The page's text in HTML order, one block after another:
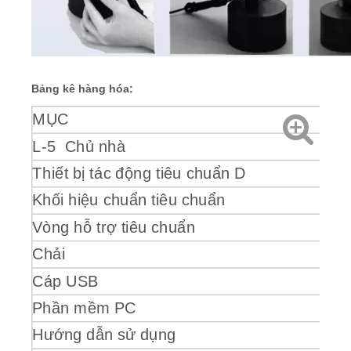
Bảng kê hàng hóa:
MỤC
L-5 Chủ nhà
Thiết bị tác động tiêu chuẩn D
Khối hiệu chuẩn tiêu chuẩn
Vòng hỗ trợ tiêu chuẩn
Chải
Cáp USB
Phần mềm PC
Hướng dẫn sử dụng